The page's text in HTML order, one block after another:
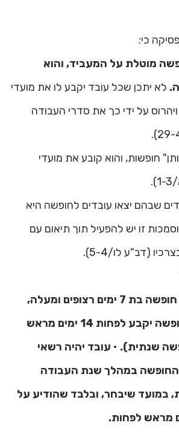
כי:
מוטלת על המעביד, והוא
לא יתכן שכל עובד יקבע לו את מועדי
ויהרוס על ידי כך את סדרי העבודה
חופשות, והוא קובע את מועדי
שבהם יצאו עובדים לחופשה היא
זו יש להפעיל תוך תיאום עם
(דב"ע לו/5-4).
כאשר מדובר על חופשה בת 7 ימים רצופים ומעלה,
תאריך תחילת החופשה יקבע לפחות 14 ימים מראש
• עובד יהיה רשאי
החופשה במהלך שנת העבודה
במועד שיבחר, ובלבד שהודיע על